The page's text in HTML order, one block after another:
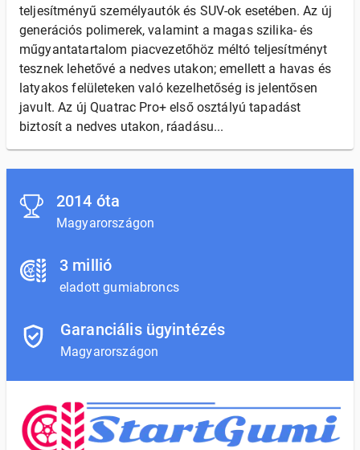
teljesítményű személyautók és SUV-ok esetében. Az új
generációs polimerek, valamint a magas szilika- és
műgyantatartalom piacvezetőhöz méltó teljesítményt
tesznek lehetővé a nedves utakon; emellett a havas és
latyakos felületeken való kezelhetőség is jelentősen
javult. Az új Quatrac Pro+ első osztályú tapadást
biztosít a nedves utakon, ráadásu...
2014 óta
Magyarországon
3 millió
eladott gumiabroncs
Garanciális ügyintézés
Magyarországon